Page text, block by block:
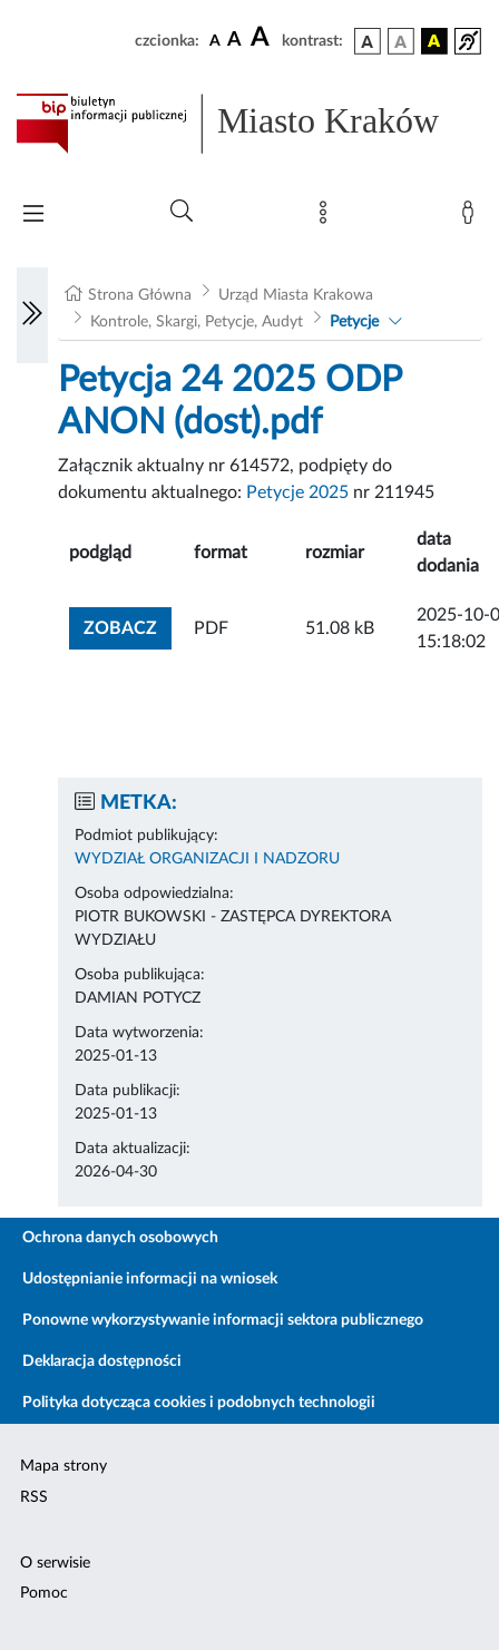
czcionka: A A A kontrast:
Miasto Kraków
Strona Główna
Urząd Miasta Krakowa
Kontrole, Skargi, Petycje, Audyt
Petycje
Petycja 24 2025 ODP
ANON (dost).pdf
Załącznik aktualny nr 614572, podpięty do
dokumentu aktualnego: Petycje 2025 nr 211945
podgląd format rozmiar
data
dodania
ZOBACZZOBACZ ZAŁĄCZNIK
PDF 51.08 kB
2025-10-
15:18:02
METKA:
Podmiot publikujący:
WYDZIAŁ ORGANIZACJI I NADZORU
Osoba odpowiedzialna:
PIOTR BUKOWSKI - ZASTĘPCA DYREKTORA
WYDZIAŁU
Osoba publikująca:
DAMIAN POTYCZ
Data wytworzenia:
2025-01-13
Data publikacji:
2025-01-13
Data aktualizacji:
2026-04-30
Ochrona danych osobowych
Udostępnianie informacji na wniosek
Ponowne wykorzystywanie informacji sektora publicznego
Deklaracja dostępności
Polityka dotycząca cookies i podobnych technologii
Mapa strony
RSS
O serwisie
Pomoc